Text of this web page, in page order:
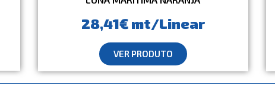
28,41€ mt/Linear
VER PRODUTO